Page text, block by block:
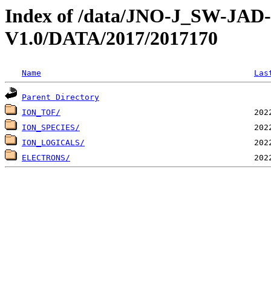
Index of /data/JNO-J_SW-
V1.0/DATA/2017/2017170
Name
Parent Directory
ION_TOF/
ION_SPECIES/
ION_LOGICALS/
ELECTRONS/